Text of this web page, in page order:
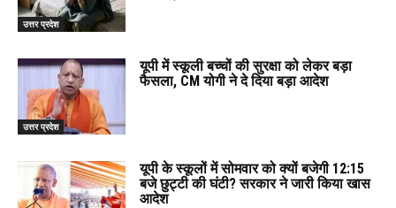
उत्तर प्रदेश
उत्तर प्रदेश
यूपी में स्कूली बच्चों की सुरक्षा को लेकर बड़ा
फैसला, CM योगी ने दे दिया बड़ा आदेश
यूपी के स्कूलों में सोमवार को क्यों बजेगी 12:15
बजे छुट्टी की घंटी? सरकार ने जारी किया खास
आदेश